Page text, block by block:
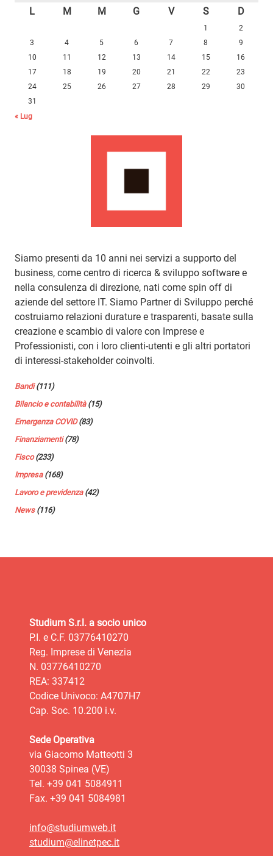
L M M G V S D
1
2
3
4 5 6 7 8
9
10
11 12 13 14 15
16
17
18 19 20 21 22
23
24
25 26 27 28 29
30
31
« Lug
Siamo presenti da 10 anni nei servizi a supporto del
business, come centro di ricerca & sviluppo software e
nella consulenza di direzione, nati come spin off di
aziende del settore IT. Siamo Partner di Sviluppo perché
costruiamo relazioni durature e trasparenti, basate sulla
creazione e scambio di valore con Imprese e
Professionisti, con i loro clienti-utenti e gli altri portatori
di interessi-stakeholder coinvolti.
Bandi(111)
Bilancio e contabilità(15)
Emergenza COVID(83)
Finanziamenti(78)
Fisco(233)
Impresa(168)
Lavoro e previdenza(42)
News(116)
Studium S.r.l. a socio unico
P.I. e C.F. 03776410270
Reg. Imprese di Venezia
N. 03776410270
REA: 337412
Codice Univoco: A4707H7
Cap. Soc. 10.200 i.v.
Sede Operativa
via Giacomo Matteotti 3
30038 Spinea (VE)
Tel. +39 041 5084911
Fax. +39 041 5084981
info@studiumweb.it
studium@elinetpec.it